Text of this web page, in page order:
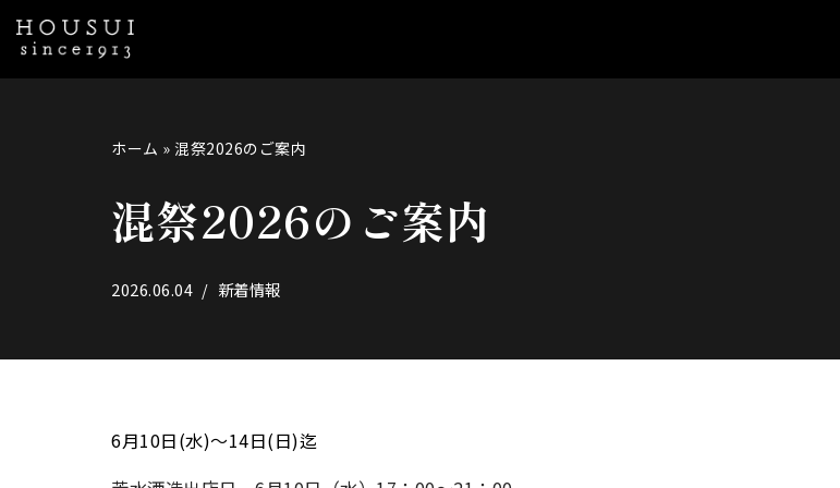
コ
ホーム » 混祭2026のご案内
混祭2026のご案内
2026.06.04 新着情報
6月10日(水)～14日(日)迄